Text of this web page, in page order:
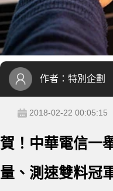
作者： 特別企劃
2018-02-22 00:05:15
賀！中華電信一
量、測速雙料冠